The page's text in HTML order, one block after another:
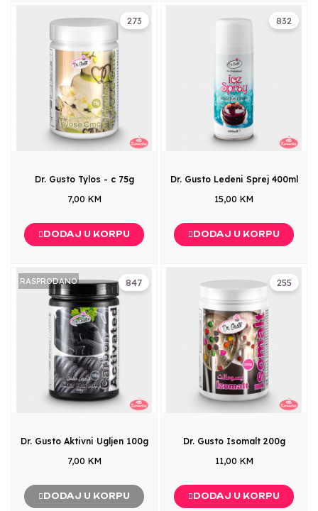
273
Dr. Gusto Tylos - c 75g
7,00 KM
DODAJ U KORPU
832
Dr. Gusto Ledeni Sprej 400ml
15,00 KM
DODAJ U KORPU
847
RASPRODANO
Dr. Gusto Aktivni Ugljen 100g
7,00 KM
DODAJ U KORPU
255
Dr. Gusto Isomalt 200g
11,00 KM
DODAJ U KORPU